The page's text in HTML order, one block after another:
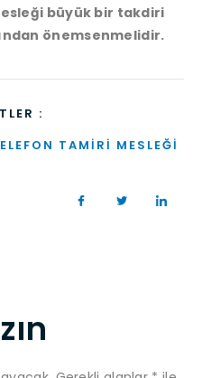
büyük bir takdiri
önemsenmelidir.
:
TAMIRI MESLEĞI